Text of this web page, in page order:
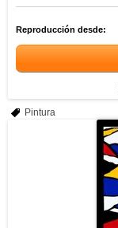
Reproducción desde:
Pintura